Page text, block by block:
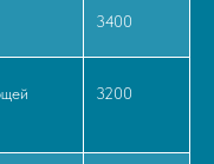
3400
3200